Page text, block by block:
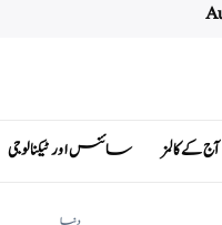
آج کے کالمز سائنس اور ٹیکنالوجی
دنیا